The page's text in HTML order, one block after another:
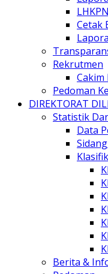
Cetak
Rekrutmen
Pedoman
DIREKTORAT
Statistik
Data
Berita &